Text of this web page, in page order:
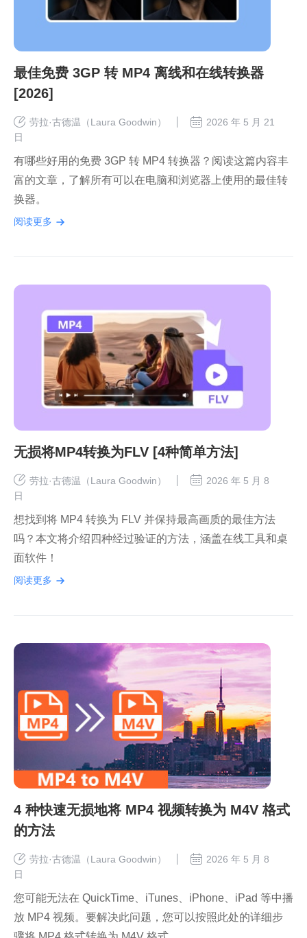
最佳免费 3GP 转 MP4 离线和在线转换器
[2026]
劳拉·古德温（Laura Goodwin）
2026 年 5 月 21
日
有哪些好用的免费 3GP 转 MP4 转换器？阅读这篇内容丰
富的文章，了解所有可以在电脑和浏览器上使用的最佳转
换器。
阅读更多
无损将MP4转换为FLV [4种简单方法]
劳拉·古德温（Laura Goodwin）
2026 年 5 月 8
日
想找到将 MP4 转换为 FLV 并保持最高画质的最佳方法
吗？本文将介绍四种经过验证的方法，涵盖在线工具和桌
面软件！
阅读更多
4 种快速无损地将 MP4 视频转换为 M4V 格式
的方法
劳拉·古德温（Laura Goodwin）
2026 年 5 月 8
日
您可能无法在 QuickTime、iTunes、iPhone、iPad 等中播
放 MP4 视频。要解决此问题，您可以按照此处的详细步